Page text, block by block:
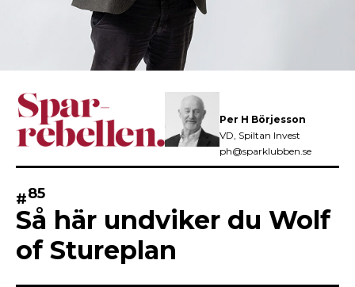
Per H Börjesson
VD, Spiltan Invest
ph@sparklubben.se
#85
Så här undviker du Wolf
of Stureplan